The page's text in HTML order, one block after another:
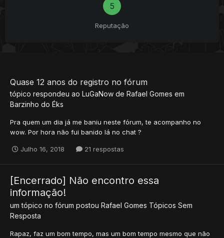
5
Reputação
Quase 12 anos do registro no fórum
tópico respondeu ao LuGaNow de Rafael Gomes em
Barzinho do Éks
Pra quem um dia já me baniu neste fórum, te acompanho no
wow. Por hora não fui banido lá no chat ?
Julho 16, 2018 21 respostas
[Encerrado] Não encontro essa
informação!
um tópico no fórum postou Rafael Gomes Tópicos Sem
Resposta
Rapaz, faz um bom tempo, mas um bom tempo mesmo que não